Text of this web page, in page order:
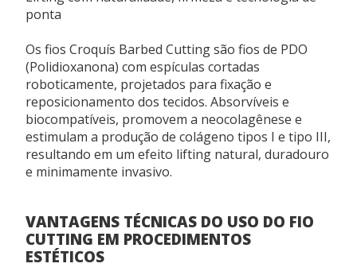
necessidade do paciente.
Fios canulados e embalados individualmente: mais
Tripla embalagem: garante esterilidade e
preservação da qualidade.
Alto desempenho clínico: excelente poder de
tração e reposicionamento com segurança.
PLANO DE APLICAÇÃO
USP
ponta
Os fios Croquís Barbed Cutting são fios de PDO
(Polidioxanona) com espículas cortadas
roboticamente, projetados para fixação e
reposicionamento dos tecidos. Absorvíveis e
biocompatíveis, promovem a neocolagênese e
estimulam a produção de colágeno tipos I e tipo III,
resultando em um efeito lifting natural, duradouro
e minimamente invasivo.
VANTAGENS TÉCNICAS DO USO DO FIO
CUTTING EM PROCEDIMENTOS
ESTÉTICOS